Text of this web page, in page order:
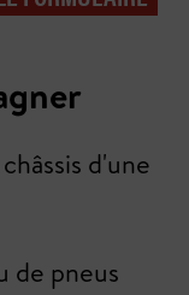
d'une
de pneus